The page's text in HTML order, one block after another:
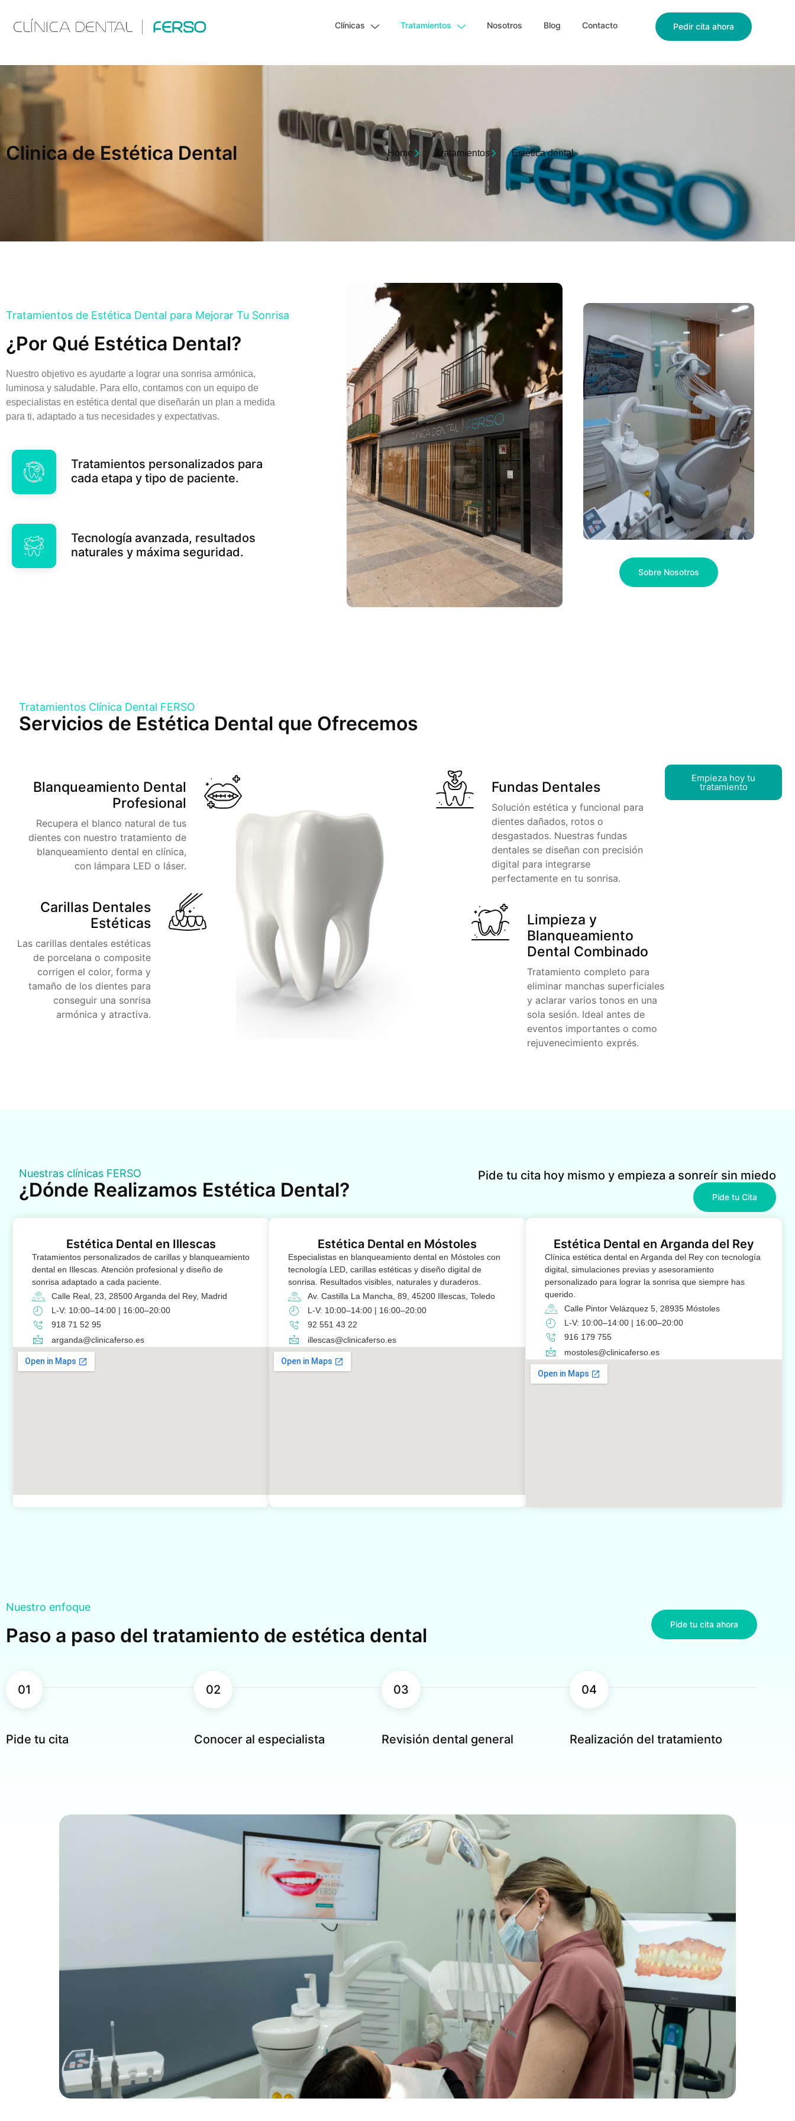
Clínicas Tratamientos Nosotros Blog Contacto Pedir cita ahora
Clinica de Estética Dental Home Tratamientos Estética dental
Tratamientos de Estética Dental para Mejorar Tu Sonrisa
¿Por Qué Estética Dental?
Nuestro objetivo es ayudarte a lograr una sonrisa armónica,
luminosa y saludable. Para ello, contamos con un equipo de
especialistas en estética dental que diseñarán un plan a medida
para ti, adaptado a tus necesidades y expectativas.
Tratamientos personalizados para
cada etapa y tipo de paciente.
Tecnología avanzada, resultados
naturales y máxima seguridad.
Sobre Nosotros
Tratamientos Clínica Dental FERSO
Servicios de Estética Dental que Ofrecemos
Blanqueamiento Dental
Profesional
Recupera el blanco natural de tus
dientes con nuestro tratamiento de
blanqueamiento dental en clínica,
con lámpara LED o láser.
Carillas Dentales
Estéticas
Las carillas dentales estéticas
de porcelana o composite
corrigen el color, forma y
tamaño de los dientes para
conseguir una sonrisa
armónica y atractiva.
Fundas Dentales
Solución estética y funcional para
dientes dañados, rotos o
desgastados. Nuestras fundas
dentales se diseñan con precisión
digital para integrarse
perfectamente en tu sonrisa.
Limpieza y
Blanqueamiento
Dental Combinado
Tratamiento completo para
eliminar manchas superficiales
y aclarar varios tonos en una
sola sesión. Ideal antes de
eventos importantes o como
rejuvenecimiento exprés.
Empieza hoy tu
tratamiento
Nuestras clínicas FERSO
¿Dónde Realizamos Estética Dental?
Pide tu cita hoy mismo y empieza a sonreír sin miedo
Pide tu Cita
Estética Dental en Illescas
Tratamientos personalizados de carillas y blanqueamiento
dental en Illescas. Atención profesional y diseño de
sonrisa adaptado a cada paciente.
Calle Real, 23, 28500 Arganda del Rey, Madrid
L-V: 10:00–14:00 | 16:00–20:00
918 71 52 95
arganda@clinicaferso.es
Estética Dental en Móstoles
Especialistas en blanqueamiento dental en Móstoles con
tecnología LED, carillas estéticas y diseño digital de
sonrisa. Resultados visibles, naturales y duraderos.
Av. Castilla La Mancha, 89, 45200 Illescas, Toledo
L-V: 10:00–14:00 | 16:00–20:00
92 551 43 22
illescas@clinicaferso.es
Estética Dental en Arganda del Rey
Clínica estética dental en Arganda del Rey con tecnología
digital, simulaciones previas y asesoramiento
personalizado para lograr la sonrisa que siempre has
querido.
Calle Pintor Velázquez 5, 28935 Móstoles
L-V: 10:00–14:00 | 16:00–20:00
916 179 755
mostoles@clinicaferso.es
Nuestro enfoque
Paso a paso del tratamiento de estética dental Pide tu cita ahora
01
Pide tu cita
02
Conocer al especialista
03
Revisión dental general
04
Realización del tratamiento